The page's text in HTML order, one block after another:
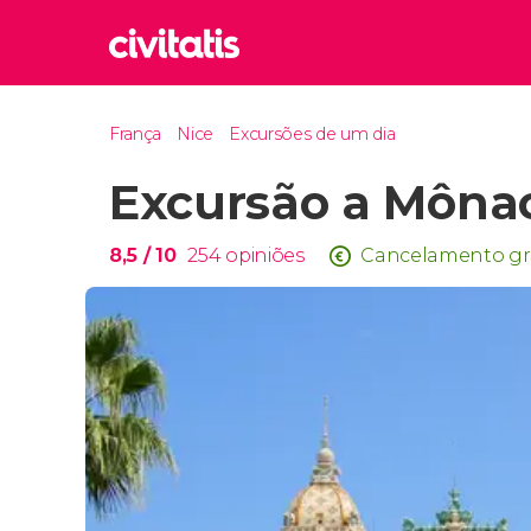
Reino
França Nice Excursões de um dia
Excursão a
8,5 / 10 254 opiniões Cancelamento